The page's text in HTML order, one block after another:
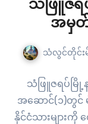
သံဖြူဇရ
အမှတ်
သံလွင်တိုင်း
သံဖြူဇရပ်မြို့
အဆောင်(၁)တွင်
နိုင်ငံသားများ